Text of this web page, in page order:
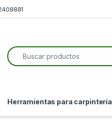
Search for:
Herramientas para carpintería